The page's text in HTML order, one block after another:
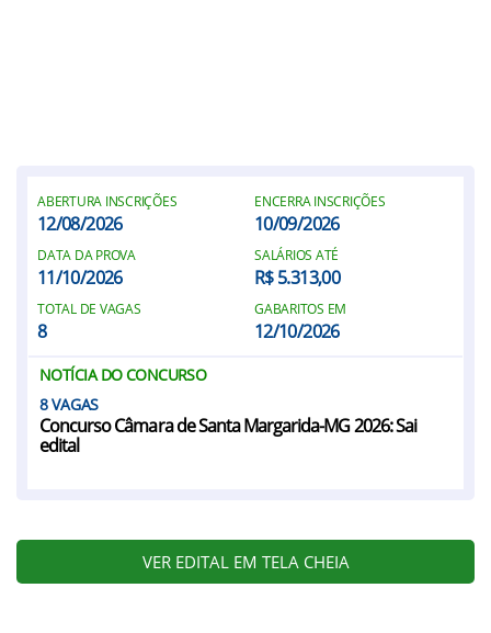
ABERTURA INSCRIÇÕES
12/08/2026
ENCERRA INSCRIÇÕES
10/09/2026
DATA DA PROVA
11/10/2026
SALÁRIOS ATÉ
R$ 5.313,00
TOTAL DE VAGAS
8
GABARITOS EM
12/10/2026
NOTÍCIA DO CONCURSO
8
Concurso Câmara de Santa Margarida-MG 2026: Sai
edital
VER EDITAL EM TELA CHEIA